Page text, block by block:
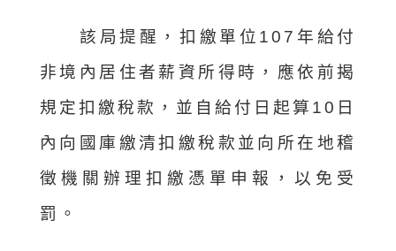
該局提醒，扣繳單位107年給付
非境內居住者薪資所得時，應依前揭
規定扣繳稅款，並自給付日起算10日
內向國庫繳清扣繳稅款並向所在地稽
徵機關辦理扣繳憑單申報，以免受
罰。